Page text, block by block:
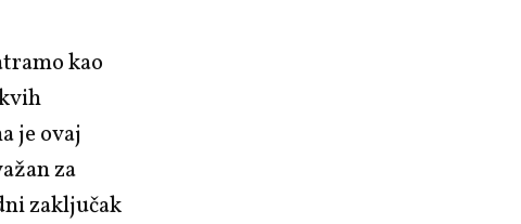
kao
je ovaj
za
zaključak